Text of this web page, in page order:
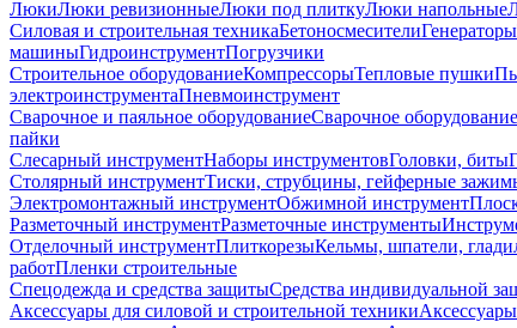
ЛюкиЛюки ревизионныеЛюки под плиткуЛюки напольные
Силовая и строительная техникаБетоносмесителиГенераторы
машиныГидроинструментПогрузчики
Строительное оборудованиеКомпрессорыТепловые пушки
электроинструментаПневмоинструмент
Сварочное и паяльное оборудованиеСварочное оборудование
пайки
Слесарный инструментНаборы инструментовГоловки, биты
Столярный инструментТиски, струбцины, гейферные
Электромонтажный инструментОбжимной инструмент
Разметочный инструментРазметочные инструменты
Отделочный инструментПлиткорезыКельмы, шпатели,
работПленки строительные
Спецодежда и средства защитыСредства индивидуальной
Аксессуары для силовой и строительной техники